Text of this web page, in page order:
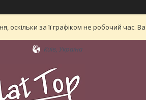
за її графіком не робочий
Київ, Україна